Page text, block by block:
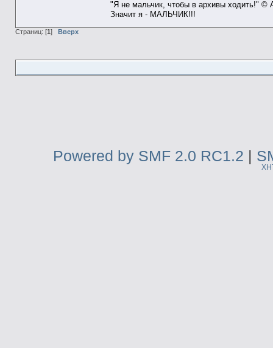
"Я не мальчик, чтобы в архивы ходить!" ©
Значит я - МАЛЬЧИК!!!
Страниц: [1 ] Вверх
Powered by SMF 2.0 RC1.2 |